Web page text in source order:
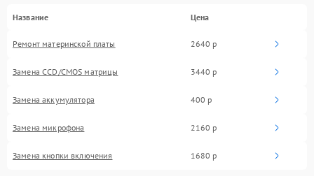
Название Цена
Ремонт материнской платы 2640 р
Замена CCD/CMOS матрицы 3440 р
Замена аккумулятора 400 р
Замена микрофона 2160 р
Замена кнопки включения 1680 р